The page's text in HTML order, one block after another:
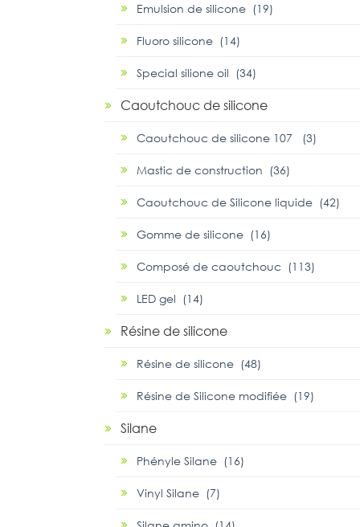
Emulsion de silicone (19)
Fluoro silicone (14)
Special silione oil (34)
Caoutchouc de silicone
Caoutchouc de silicone 107 (3)
Mastic de construction (36)
Caoutchouc de Silicone liquide (42)
Gomme de silicone (16)
Composé de caoutchouc (113)
LED gel (14)
Résine de silicone
Résine de silicone (48)
Résine de Silicone modifiée (19)
Silane
Phényle Silane (16)
Vinyl Silane (7)